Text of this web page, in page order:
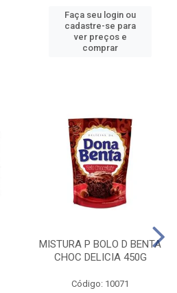
Faça seu login ou
cadastre-se para
ver preços e
comprar
MISTURA P BOLO D BENTA
CHOC DELICIA 450G
Código: 10071